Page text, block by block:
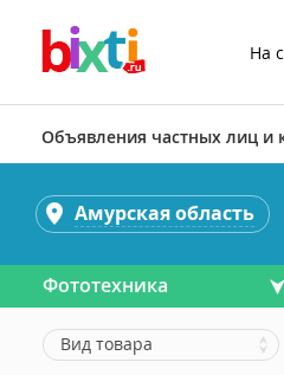
На
Объявления частных лиц и
Амурская область
Фототехника
Вид товара